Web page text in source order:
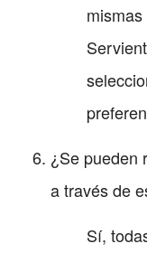
¿Se pueden
a través de
Sí,